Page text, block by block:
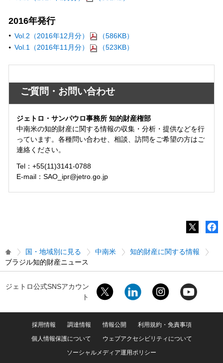
2016年発行
Vol.2（2016年12月分）
（586KB）
Vol.1（2016年11月分）
（523KB）
ご質問・お問い合わせ
ジェトロ・サンパウロ事務所 知的財産権部
中南米の知的財産に関する情報の収集・分析・提供などを行
っています。各種問い合わせ、相談、訪問をご希望の方はご
連絡ください。
Tel：+55(11)3141-0788
E-mail：SAO_ipr@jetro.go.jp
国・地域別に見る 中南米
知的財産に関する情報
ブラジル知的財産ニュース
ジェトロ公式SNSアカウン
ト
採用情報 調達情報 情報公開
利用規約・免責事項
個人情報保護について
ウェブアクセシビリティについて
ソーシャルメディア運用ポリシー